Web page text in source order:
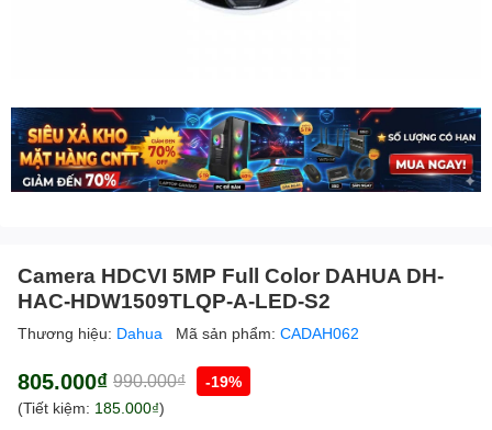
Camera HDCVI 5MP Full Color DAHUA DH-
HAC-HDW1509TLQP-A-LED-S2
Thương hiệu: Dahua Mã sản phẩm: CADAH062
805.000₫ 990.000₫
-19%
(Tiết kiệm: 185.000₫)